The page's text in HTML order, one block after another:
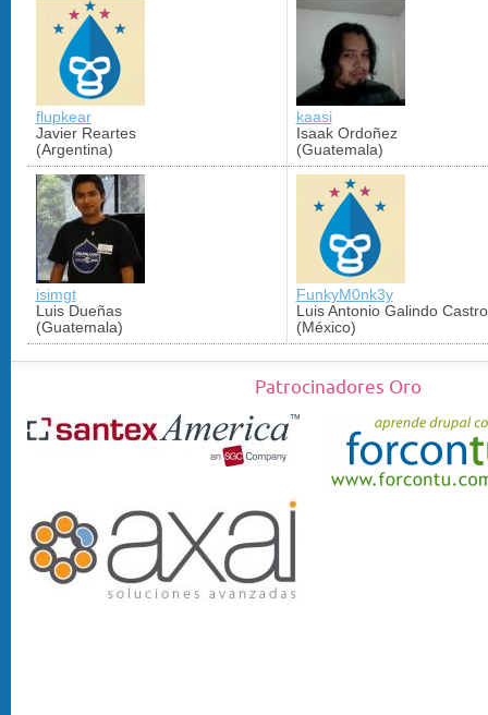
flupkear
Javier Reartes
(Argentina)
kaasi
Isaak Ordoñez
(Guatemala)
isimgt
Luis Dueñas
(Guatemala)
FunkyM0nk3y
Luis Antonio Galindo Castro
(México)
Patrocinadores Oro